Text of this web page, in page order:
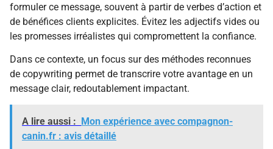
formuler ce message, souvent à partir de verbes d’action et
de bénéfices clients explicites. Évitez les adjectifs vides ou
les promesses irréalistes qui compromettent la confiance.
Dans ce contexte, un focus sur des méthodes reconnues
de copywriting permet de transcrire votre avantage en un
message clair, redoutablement impactant.
A lire aussi :
Mon expérience avec compagnon-
canin.fr : avis détaillé